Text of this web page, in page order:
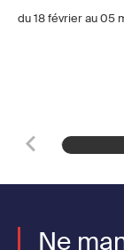
du 18 février au 05
Ne